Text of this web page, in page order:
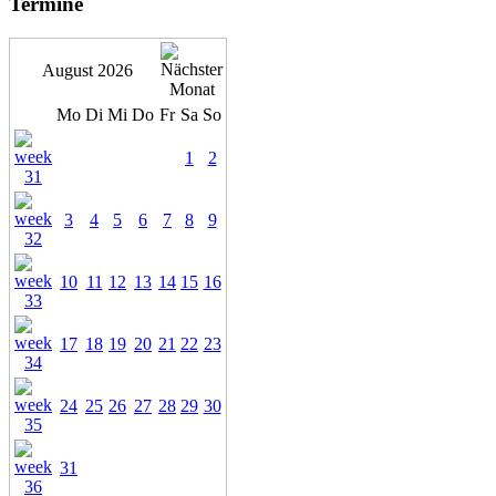
August 2026
Mo Di Mi Do Fr Sa So
1 2
3 4 5 6 7 8 9
10 11 12 13 14 15 16
17 18 19 20 21 22 23
24 25 26 27 28 29 30
31